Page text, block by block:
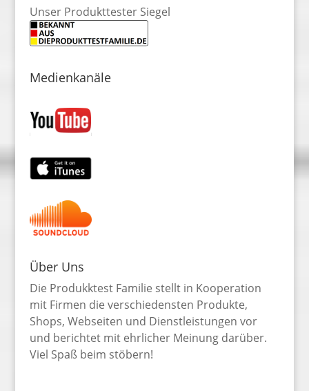
Unser Produkttester Siegel
Medienkanäle
Über Uns
Die Produkktest Familie stellt in Kooperation
mit Firmen die verschiedensten Produkte,
Shops, Webseiten und Dienstleistungen vor
und berichtet mit ehrlicher Meinung darüber.
Viel Spaß beim stöbern!